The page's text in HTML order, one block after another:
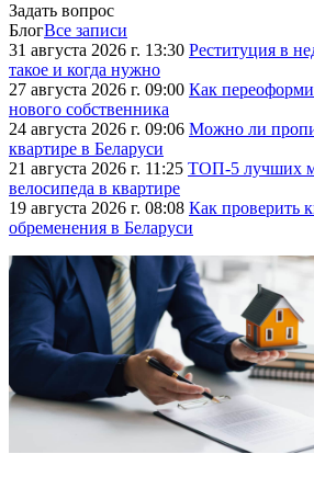
Задать вопрос
БлогВсе записи
31 августа 2026 г. 13:30 Реституция в
такое и когда нужно
27 августа 2026 г. 09:00 Как
нового собственника
24 августа 2026 г. 09:06 Можно ли
квартире в Беларуси
21 августа 2026 г. 11:25 ТОП-5 лучших
велосипеда в квартире
19 августа 2026 г. 08:08 Как проверить
обременения в Беларуси